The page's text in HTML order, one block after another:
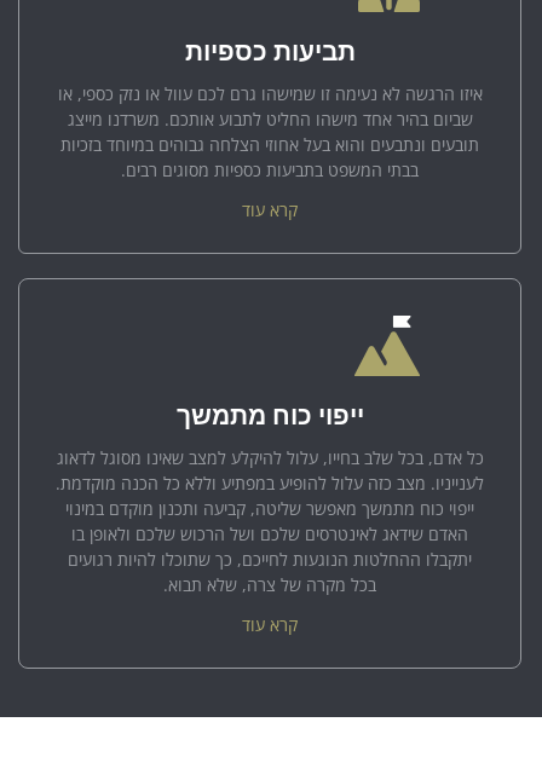
תביעות כספיות
איזו הרגשה לא נעימה זו שמישהו גרם לכם עוול או נזק כספי, או
שביום בהיר אחד מישהו החליט לתבוע אותכם. משרדנו מייצג
תובעים ונתבעים והוא בעל אחוזי הצלחה גבוהים במיוחד בזכיות
בבתי המשפט בתביעות כספיות מסוגים רבים.
קרא עוד
ייפוי כוח מתמשך
כל אדם, בכל שלב בחייו, עלול להיקלע למצב שאינו מסוגל לדאוג
לענייניו. מצב כזה עלול להופיע במפתיע וללא כל הכנה מוקדמת.
ייפוי כוח מתמשך מאפשר שליטה, קביעה ותכנון מוקדם במינוי
האדם שידאג לאינטרסים שלכם ושל הרכוש שלכם ולאופן בו
יתקבלו ההחלטות הנוגעות לחייכם, כך שתוכלו להיות רגועים
בכל מקרה של צרה, שלא תבוא.
קרא עוד